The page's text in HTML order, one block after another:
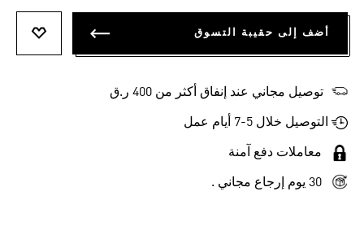
أضف إلى حقيبة التسوق
توصيل مجاني عند إنفاق أكثر من 400 ر.ق
التوصيل خلال 5-7 أيام عمل
معاملات دفع آمنة